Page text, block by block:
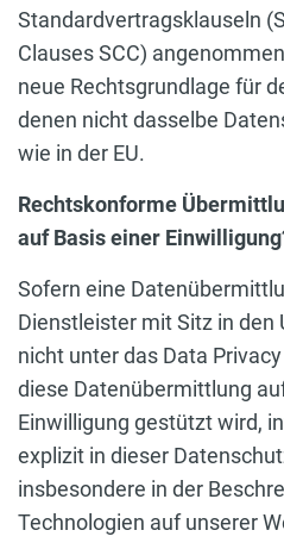
Standardvertragsklauseln
Clauses SCC)
neue Rechtsgrundlage für
denen nicht dasselbe
wie in der EU.
Rechtskonforme
auf Basis einer
Sofern eine
Dienstleister mit Sitz in den
nicht unter das Data
diese Datenübermittlung
Einwilligung gestützt wird,
explizit in dieser
insbesondere in der
Technologien auf unserer